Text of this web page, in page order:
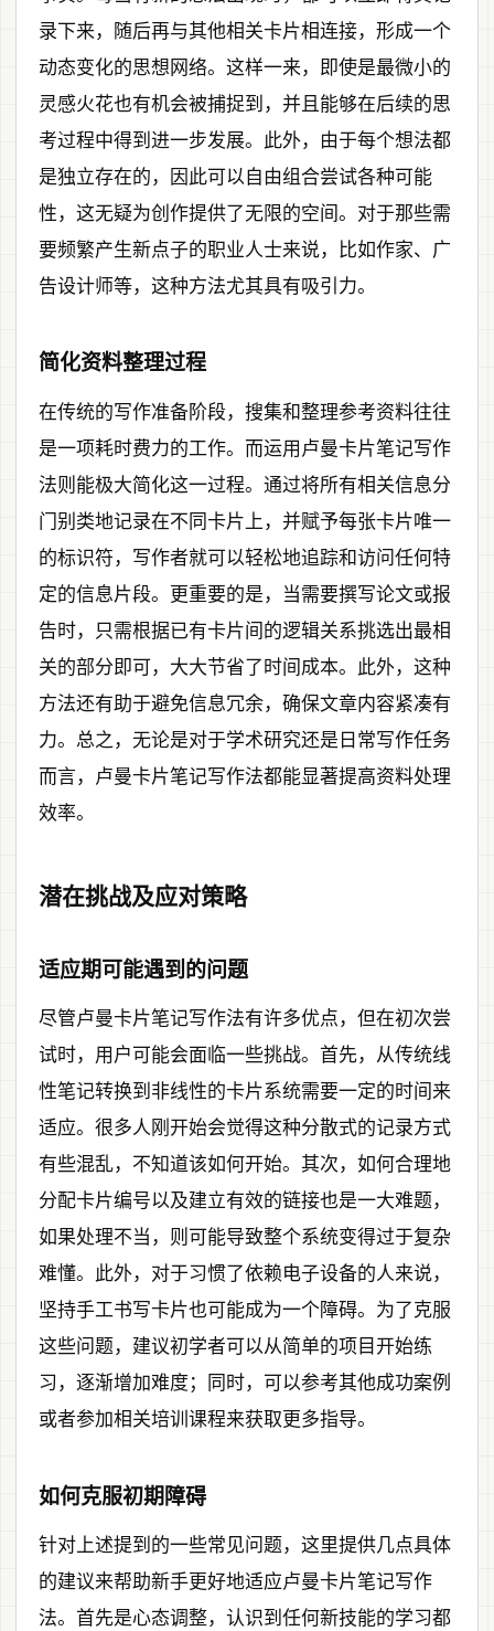
录下来，随后再与其他相关卡片相连接，形成一个
动态变化的思想网络。这样一来，即使是最微小的
灵感火花也有机会被捕捉到，并且能够在后续的思
考过程中得到进一步发展。此外，由于每个想法都
是独立存在的，因此可以自由组合尝试各种可能
性，这无疑为创作提供了无限的空间。对于那些需
要频繁产生新点子的职业人士来说，比如作家、广
告设计师等，这种方法尤其具有吸引力。
简化资料整理过程
在传统的写作准备阶段，搜集和整理参考资料往往
是一项耗时费力的工作。而运用卢曼卡片笔记写作
法则能极大简化这一过程。通过将所有相关信息分
门别类地记录在不同卡片上，并赋予每张卡片唯一
的标识符，写作者就可以轻松地追踪和访问任何特
定的信息片段。更重要的是，当需要撰写论文或报
告时，只需根据已有卡片间的逻辑关系挑选出最相
关的部分即可，大大节省了时间成本。此外，这种
方法还有助于避免信息冗余，确保文章内容紧凑有
力。总之，无论是对于学术研究还是日常写作任务
而言，卢曼卡片笔记写作法都能显著提高资料处理
效率。
潜在挑战及应对策略
适应期可能遇到的问题
尽管卢曼卡片笔记写作法有许多优点，但在初次尝
试时，用户可能会面临一些挑战。首先，从传统线
性笔记转换到非线性的卡片系统需要一定的时间来
适应。很多人刚开始会觉得这种分散式的记录方式
有些混乱，不知道该如何开始。其次，如何合理地
分配卡片编号以及建立有效的链接也是一大难题，
如果处理不当，则可能导致整个系统变得过于复杂
难懂。此外，对于习惯了依赖电子设备的人来说，
坚持手工书写卡片也可能成为一个障碍。为了克服
这些问题，建议初学者可以从简单的项目开始练
习，逐渐增加难度；同时，可以参考其他成功案例
或者参加相关培训课程来获取更多指导。
如何克服初期障碍
针对上述提到的一些常见问题，这里提供几点具体
的建议来帮助新手更好地适应卢曼卡片笔记写作
法。首先是心态调整，认识到任何新技能的学习都